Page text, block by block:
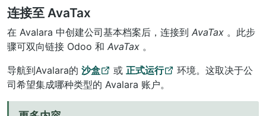
连接至 AvaTax
在 Avalara 中创建公司基本档案后，连接到 AvaTax 。此步
骤可双向链接 Odoo 和 AvaTax 。
导航到Avalara的 沙盒 或 正式运行
环境。这取决于公
司希望集成哪种类型的 Avalara 账户。